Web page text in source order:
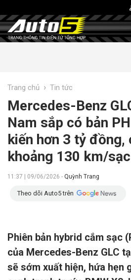
Trang chủ › Tin tức
Mercedes-Benz
Nam sắp có bản
kiến hơn 3 tỷ đồng,
khoảng 130 km/sạc
11:37 | 09/06/2026 - Quỳnh Trang
Theo dõi Auto5 trên
Phiên bản hybrid cắm sạc
của Mercedes-Benz GLC
sẽ sớm xuất hiện, hứa hẹn